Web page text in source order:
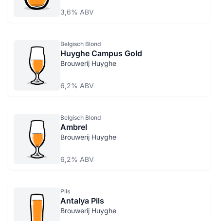
3,6% ABV
Belgisch Blond
Huyghe Campus Gold
Brouwerij Huyghe
6,2% ABV
Belgisch Blond
Ambrel
Brouwerij Huyghe
6,2% ABV
Pils
Antalya Pils
Brouwerij Huyghe